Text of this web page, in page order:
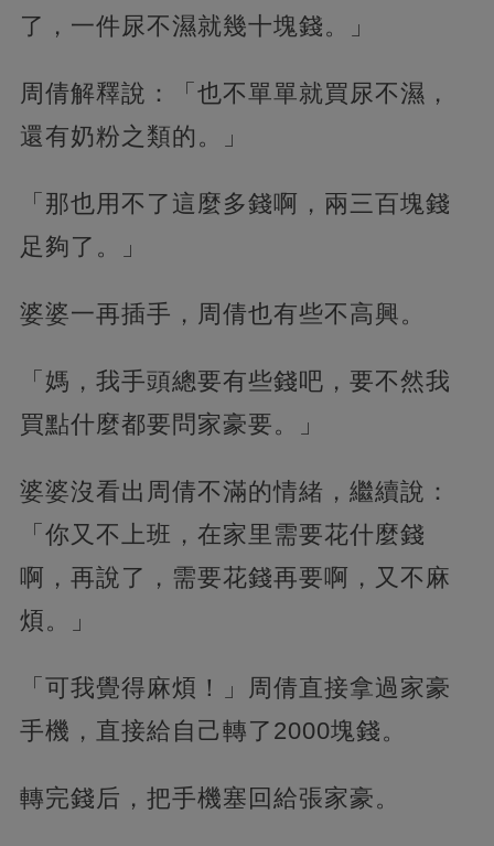
了，一件尿不濕就幾十塊錢。」
周倩解釋說：「也不單單就買尿不濕，
還有奶粉之類的。」
「那也用不了這麼多錢啊，兩三百塊錢
足夠了。」
婆婆一再插手，周倩也有些不高興。
「媽，我手頭總要有些錢吧，要不然我
買點什麼都要問家豪要。」
婆婆沒看出周倩不滿的情緒，繼續說：
「你又不上班，在家里需要花什麼錢
啊，再說了，需要花錢再要啊，又不麻
煩。」
「可我覺得麻煩！」周倩直接拿過家豪
手機，直接給自己轉了2000塊錢。
轉完錢后，把手機塞回給張家豪。